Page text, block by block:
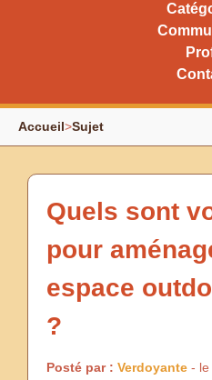
Accueil>Sujet
Quels sont
pour
espace
?
Posté par : Verdoyante - le